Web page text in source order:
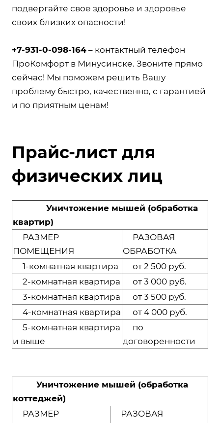
подвергайте свое здоровье и здоровье
своих близких опасности!
+7-931-0-098-164 – контактный телефон
ПроКомфорт в Минусинске. Звоните прямо
сейчас! Мы поможем решить Вашу
проблему быстро, качественно, с гарантией
и по приятным ценам!
Прайс-лист для
физических лиц
Уничтожение мышей (обработка
квартир)
РАЗМЕР
ПОМЕЩЕНИЯ
РАЗОВАЯ
ОБРАБОТКА
1-комнатная квартира
от 2 500 руб.
2-комнатная квартира
от 3 000 руб.
3-комнатная квартира
от 3 500 руб.
4-комнатная квартира
от 4 000 руб.
5-комнатная квартира
и выше
по
договоренности
Уничтожение мышей (обработка
коттеджей)
РАЗМЕР
РАЗОВАЯ